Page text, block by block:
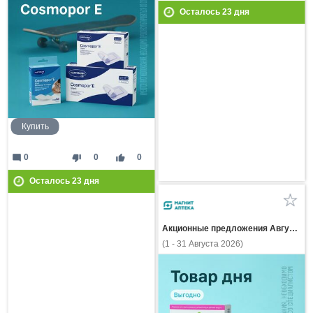
Осталось 23дня
Купить
thumb_down 0 thumb_up 0
mode_comment 0
Осталось 23дня
Акционные предложения Августа
(1 - 31 Августа 2026)